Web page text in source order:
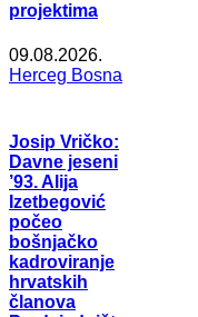
projektima
09.08.2026.
Herceg Bosna
Josip Vričko:
Davne jeseni
’93. Alija
Izetbegović
počeo
bošnjačko
kadroviranje
hrvatskih
članova